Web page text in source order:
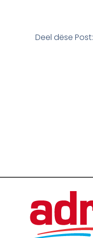
Deel dëse Post: